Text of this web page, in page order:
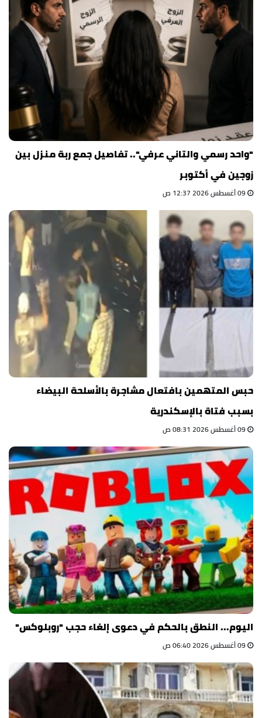
"واحد رسمي والتاني عرفي".. تفاصيل جمع ربة منزل بين
زوجين في أكتوبر
حبس المتهمين بافتعال مشاجرة بالأسلحة البيضاء
بسبب فتاة بالإسكندرية
اليوم... النطق بالحكم في دعوى إلغاء حجب "روبلوكس"